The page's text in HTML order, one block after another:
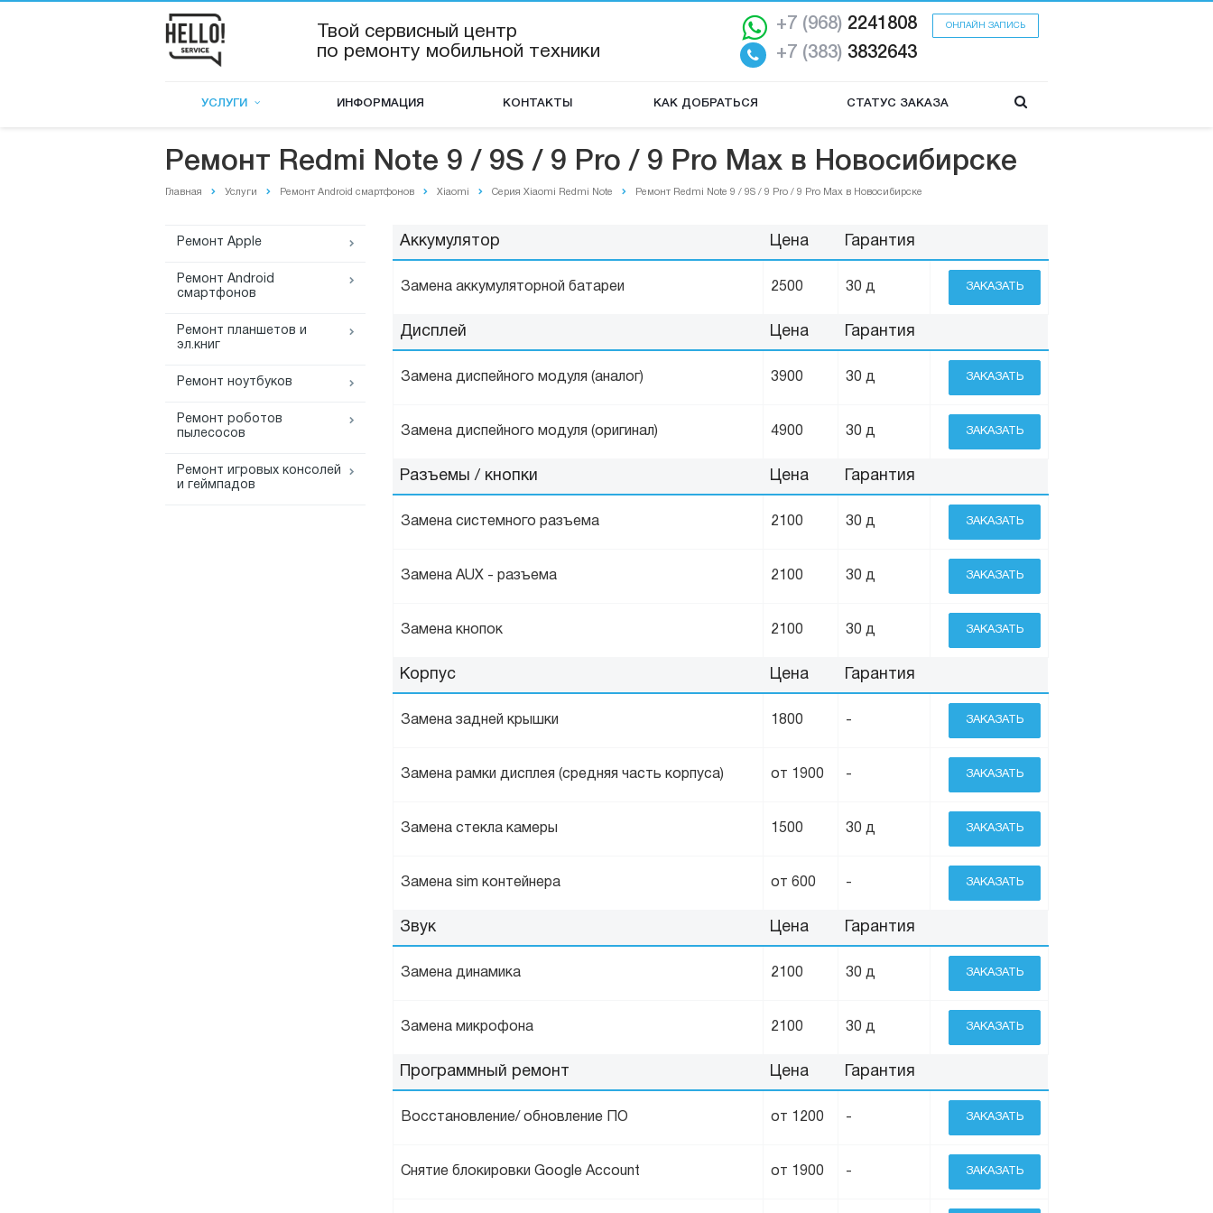
Твой сервисный центр
по ремонту мобильной техники
ОНЛАЙН ЗАПИСЬ
+7 (968) 2241808
+7 (383) 3832643
УСЛУГИ ИНФОРМАЦИЯ КОНТАКТЫ КАК ДОБРАТЬСЯ СТАТУС ЗАКАЗА
Ремонт Redmi Note 9 / 9S / 9 Pro / 9 Pro Max в Новосибирске
Главная Услуги Ремонт Android смартфонов Xiaomi Серия Xiaomi Redmi Note Ремонт Redmi Note 9 / 9S / 9 Pro / 9 Pro Max в Новосибирске
Ремонт Apple
Ремонт Android
смартфонов
Ремонт планшетов и
эл.книг
Ремонт ноутбуков
Ремонт роботов
пылесосов
Ремонт игровых консолей
и геймпадов
Аккумулятор Цена Гарантия
Замена аккумуляторной батареи 2500 30 д ЗАКАЗАТЬ
Дисплей Цена Гарантия
Замена диспейного модуля (аналог) 3900 30 д ЗАКАЗАТЬ
Замена диспейного модуля (оригинал) 4900 30 д ЗАКАЗАТЬ
Разъемы / кнопки Цена Гарантия
Замена системного разъема 2100 30 д ЗАКАЗАТЬ
Замена AUX - разъема 2100 30 д ЗАКАЗАТЬ
Замена кнопок 2100 30 д ЗАКАЗАТЬ
Корпус Цена Гарантия
Замена задней крышки 1800 - ЗАКАЗАТЬ
Замена рамки дисплея (средняя часть корпуса) от 1900 - ЗАКАЗАТЬ
Замена стекла камеры 1500 30 д ЗАКАЗАТЬ
Замена sim контейнера от 600 - ЗАКАЗАТЬ
Звук Цена Гарантия
Замена динамика 2100 30 д ЗАКАЗАТЬ
Замена микрофона 2100 30 д ЗАКАЗАТЬ
Программный ремонт Цена Гарантия
Восстановление/ обновление ПО от 1200 - ЗАКАЗАТЬ
Снятие блокировки Google Account от 1900 - ЗАКАЗАТЬ